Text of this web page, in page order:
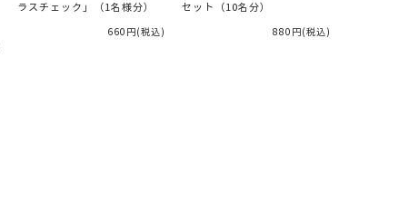
ラスチェック」（1名様分）
660円(税込)
セット（10名分）
880円(税込)